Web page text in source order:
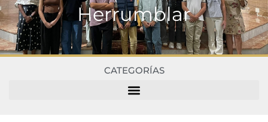
Herrumblar
CATEGORÍAS